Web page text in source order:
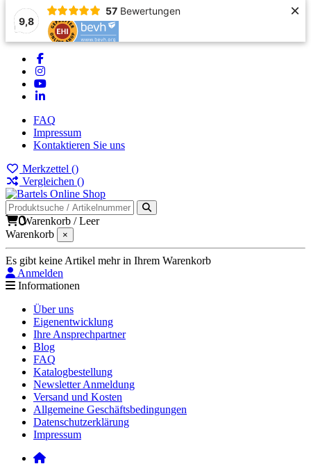
9,8
57 Bewertungen ×
FAQ
Impressum
Kontaktieren Sie uns
Merkzettel ()
Vergleichen ()
0Warenkorb /Leer
Warenkorb
×
Es gibt keine Artikel mehr in Ihrem Warenkorb
Anmelden
Informationen
Über uns
Eigenentwicklung
Ihre Ansprechpartner
Blog
FAQ
Katalogbestellung
Newsletter Anmeldung
Versand und Kosten
Allgemeine Geschäftsbedingungen
Datenschutzerklärung
Impressum